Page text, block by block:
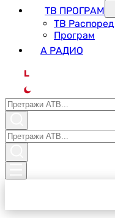
ТВ ПРОГРАМ
ТВ Распоред
Програм
А РАДИО
L